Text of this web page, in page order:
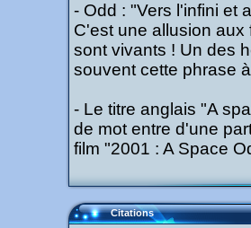
- Odd : "Vers l'infini et
C'est une allusion aux
sont vivants ! Un des
souvent cette phrase
- Le titre anglais "A
de mot entre d'une
film "2001 : A Space
Citations